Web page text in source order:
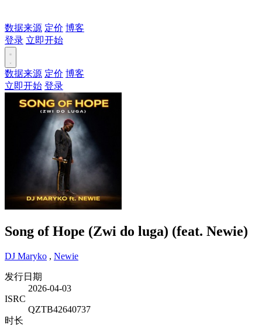
数据来源 定价 博客
登录 立即开始
数据来源 定价 博客
立即开始 登录
Song of Hope (Zwi do luga) (feat. Newie)
DJ Maryko , Newie
发行日期
2026-04-03
ISRC
QZTB42640737
时长